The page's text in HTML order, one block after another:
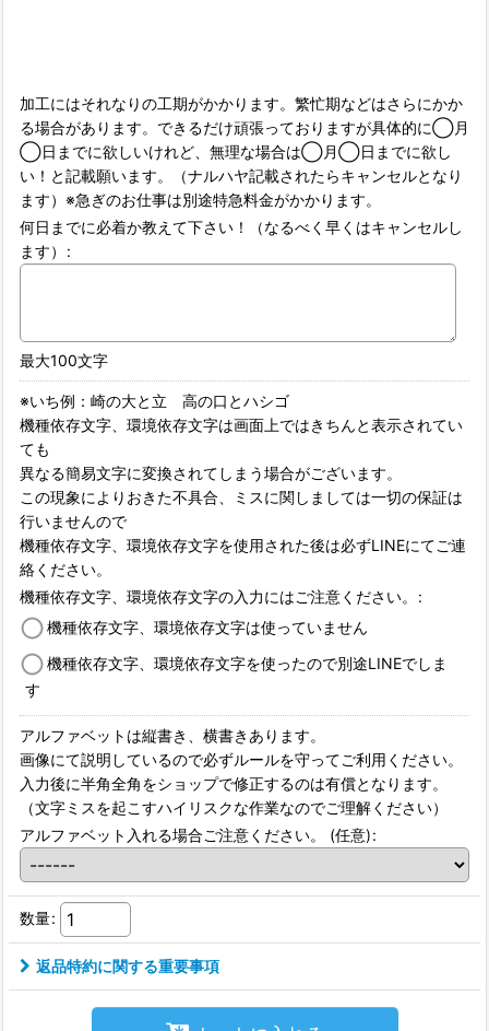
加工にはそれなりの工期がかかります。繁忙期などはさらにかか
る場合があります。できるだけ頑張っておりますが具体的に◯月
◯日までに欲しいけれど、無理な場合は◯月◯日までに欲し
い！と記載願います。（ナルハヤ記載されたらキャンセルとなり
ます）※急ぎのお仕事は別途特急料金がかかります。
何日までに必着か教えて下さい！（なるべく早くはキャンセルし
ます）
:
最大100文字
※いち例：崎の大と立 高の口とハシゴ
機種依存文字、環境依存文字は画面上ではきちんと表示されてい
ても
異なる簡易文字に変換されてしまう場合がございます。
この現象によりおきた不具合、ミスに関しましては一切の保証は
行いませんので
機種依存文字、環境依存文字を使用された後は必ずLINEにてご連
絡ください。
機種依存文字、環境依存文字の入力にはご注意ください。
:
機種依存文字、環境依存文字は使っていません
機種依存文字、環境依存文字を使ったので別途LINEでしま
す
アルファベットは縦書き、横書きあります。
画像にて説明しているので必ずルールを守ってご利用ください。
入力後に半角全角をショップで修正するのは有償となります。
（文字ミスを起こすハイリスクな作業なのでご理解ください）
アルファベット入れる場合ご注意ください。 (任意):
数量:
返品特約に関する重要事項